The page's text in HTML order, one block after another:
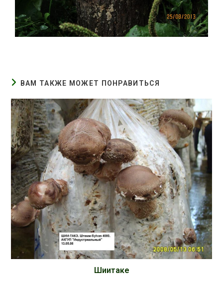
ВАМ ТАКЖЕ МОЖЕТ ПОНРАВИТЬСЯ
Шиитаке